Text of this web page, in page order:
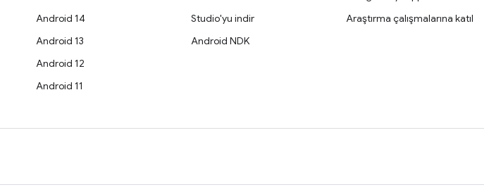
Android 14
Android 13
Android 12
Android 11
Studio'yu indir
Android NDK
Araştırma çalışmalarına katıl